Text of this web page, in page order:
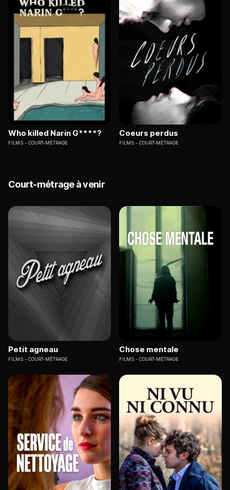
Who killed Narin G****?
FILMS COURT-MÉTRAGE
Coeurs perdus
FILMS COURT-MÉTRAGE
Court-métrage à venir
Petit agneau
FILMS COURT-MÉTRAGE
Chose mentale
FILMS COURT-MÉTRAGE